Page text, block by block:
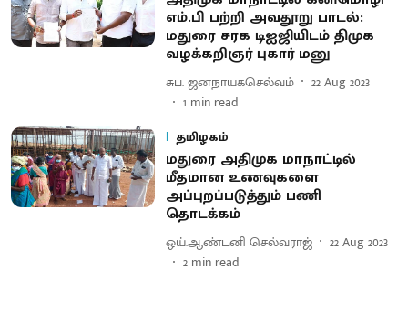
எம்.பி பற்றி அவதூறு பாடல்:
மதுரை சரக டிஐஜியிடம் திமுக
வழக்கறிஞர் புகார் மனு
சுப. ஜனநாயகசெல்வம்
22 Aug 2023
1 min read
தமிழகம்
மதுரை அதிமுக மாநாட்டில்
மீதமான உணவுகளை
அப்புறப்படுத்தும் பணி
தொடக்கம்
ஒய்.ஆண்டனி செல்வராஜ்
22 Aug 2023
2 min read